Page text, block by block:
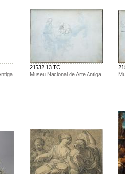
21532.13 TC
Museu Nacional de Arte Antiga